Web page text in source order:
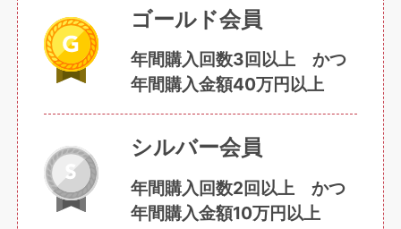
ゴールド会員
年間購入回数3回以上 かつ
年間購入金額40万円以上
シルバー会員
年間購入回数2回以上 かつ
年間購入金額10万円以上